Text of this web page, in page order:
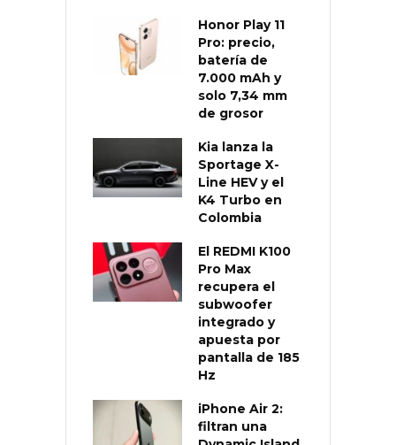
Honor Play 11
Pro: precio,
batería de
7.000 mAh y
solo 7,34 mm
de grosor
Kia lanza la
Sportage X-
Line HEV y el
K4 Turbo en
Colombia
El REDMI K100
Pro Max
recupera el
subwoofer
integrado y
apuesta por
pantalla de 185
Hz
iPhone Air 2:
filtran una